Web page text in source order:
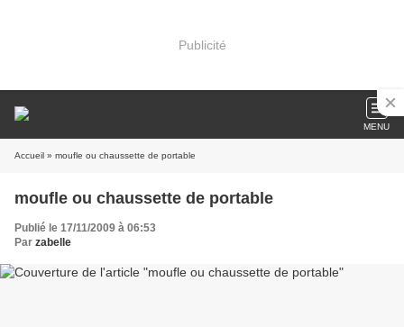
Publicité
MENU
Accueil » moufle ou chaussette de portable
moufle ou chaussette de portable
Publié le 17/11/2009 à 06:53
Par zabelle